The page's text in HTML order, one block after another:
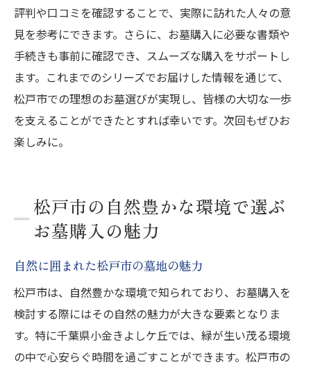
評判や口コミを確認することで、実際に訪れた人々の意
見を参考にできます。さらに、お墓購入に必要な書類や
手続きも事前に確認でき、スムーズな購入をサポートし
ます。これまでのシリーズでお届けした情報を通じて、
松戸市での理想のお墓選びが実現し、皆様の大切な一歩
を支えることができたとすれば幸いです。次回もぜひお
楽しみに。
松戸市の自然豊かな環境で選ぶ
お墓購入の魅力
自然に囲まれた松戸市の墓地の魅力
松戸市は、自然豊かな環境で知られており、お墓購入を
検討する際にはその自然の魅力が大きな要素となりま
す。特に千葉県小金きよしケ丘では、緑が生い茂る環境
の中で心安らぐ時間を過ごすことができます。松戸市の